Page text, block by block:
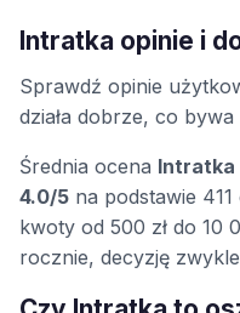
Intratka opinie i
Sprawdź opinie
działa dobrze, co
Średnia ocena Intratka
4.0/5 na podstawie
kwoty od 500 zł do 10
rocznie, decyzję